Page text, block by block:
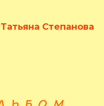
Татьяна Степанова